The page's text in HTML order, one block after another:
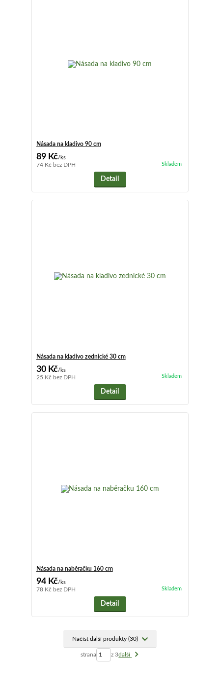
Násada na kladivo 90 cm
89 Kč/ks
74 Kč bez DPH Skladem
Detail
Násada na kladivo zednické 30 cm
30 Kč/ks
25 Kč bez DPH Skladem
Detail
Násada na naběračku 160 cm
94 Kč/ks
78 Kč bez DPH Skladem
Detail
Načíst další produkty (30)
strana z 3další